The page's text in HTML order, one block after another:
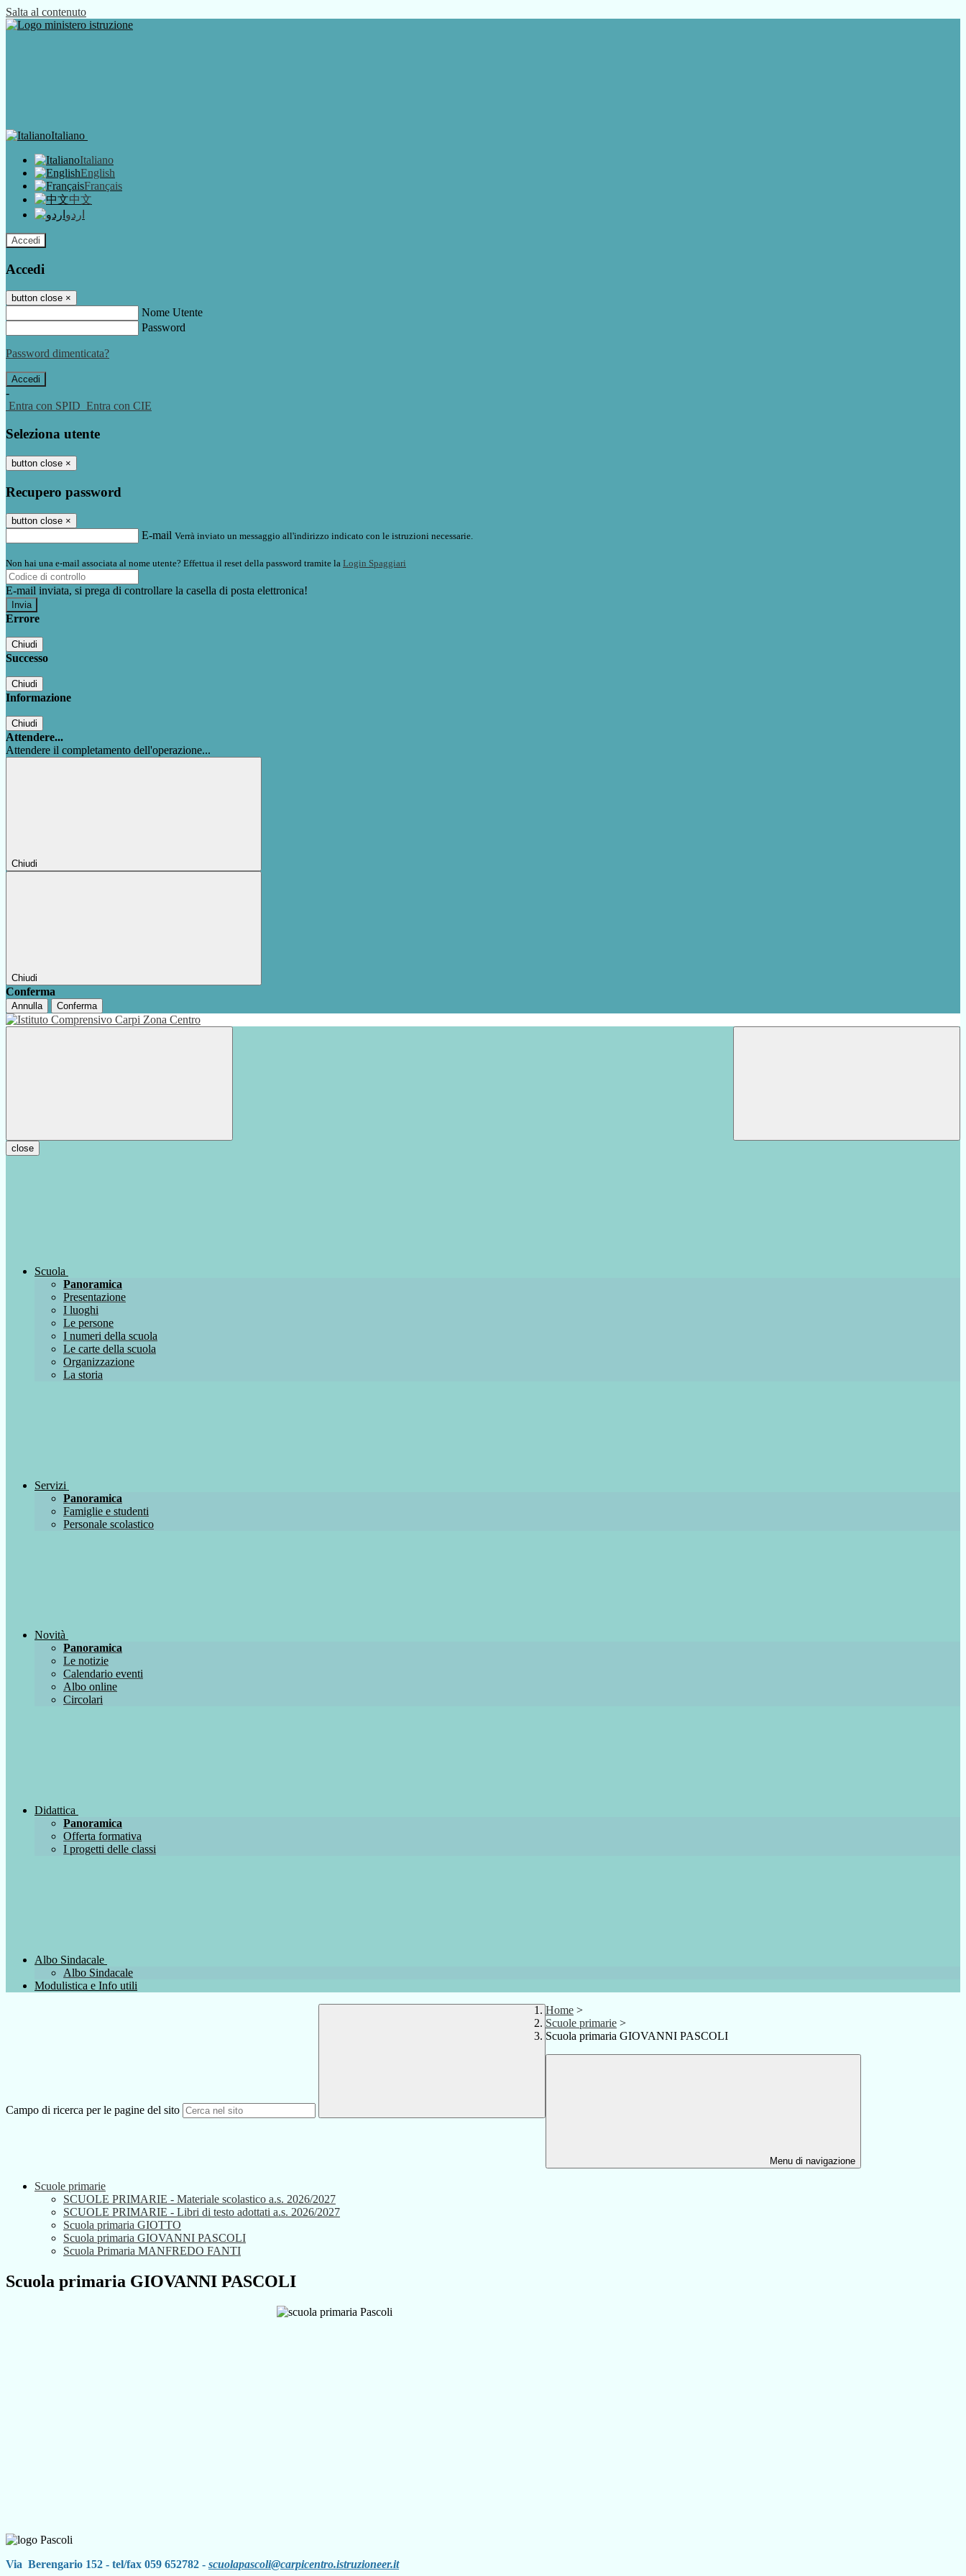
Salta al contenuto
Italiano
Italiano
English
Français
中文
اردو
Accedi
Accedi
button close ×
Nome Utente
Password
Password dimenticata?
-
Entra con SPID Entra con CIE
Seleziona utente
button close ×
Recupero password
button close ×
E-mail Verrà inviato un messaggio all'indirizzo indicato con le istruzioni necessarie.
Non hai una e-mail associata al nome utente? Effettua il reset della password tramite la Login Spaggiari
E-mail inviata, si prega di controllare la casella di posta elettronica!
Errore
Chiudi
Successo
Chiudi
Informazione
Chiudi
Attendere...
Attendere il completamento dell'operazione...
Chiudi
Chiudi
Conferma
Annulla Conferma
close
Scuola
Panoramica
Presentazione
I luoghi
Le persone
I numeri della scuola
Le carte della scuola
Organizzazione
La storia
Servizi
Panoramica
Famiglie e studenti
Personale scolastico
Novità
Panoramica
Le notizie
Calendario eventi
Albo online
Circolari
Didattica
Panoramica
Offerta formativa
I progetti delle classi
Albo Sindacale
Albo Sindacale
Modulistica e Info utili
Campo di ricerca per le pagine del sito
Home >
Scuole primarie >
Scuola primaria GIOVANNI PASCOLI
Menu di navigazione
Scuole primarie
SCUOLE PRIMARIE - Materiale scolastico a.s. 2026/2027
SCUOLE PRIMARIE - Libri di testo adottati a.s. 2026/2027
Scuola primaria GIOTTO
Scuola primaria GIOVANNI PASCOLI
Scuola Primaria MANFREDO FANTI
Scuola primaria GIOVANNI PASCOLI
Via Berengario 152 - tel/fax 059 652782 - scuolapascoli@carpicentro.istruzioneer.it